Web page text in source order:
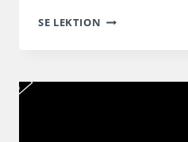
SE LEKTION PROTOTYPING